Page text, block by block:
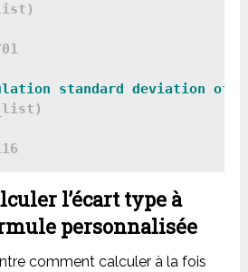
standard deviation of
l’écart type à
personnalisée
comment calculer à la fois